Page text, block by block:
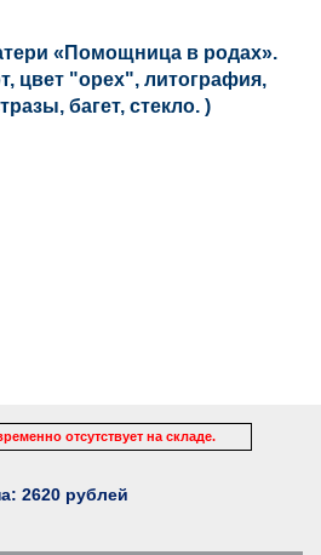
«Помощница в родах».
цвет "орех", литография,
багет, стекло. )
отсутствует на складе.
2620 рублей